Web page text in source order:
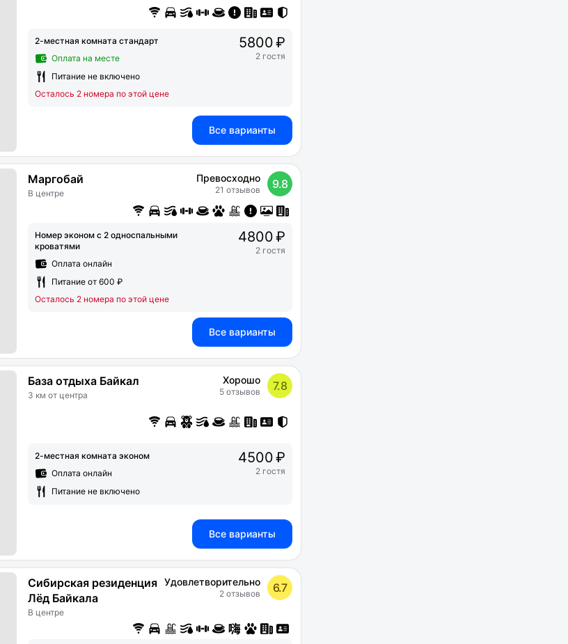
2-местная комната стандарт
Оплата на месте
Питание не включено
Осталось 2 номера по этой цене
5800 ₽
2 гостя
Все варианты
Маргобай
В центре
Превосходно
21 отзывов 9.8
Номер эконом с 2 односпальными
кроватями
Оплата онлайн
Питание от 600 ₽
Осталось 2 номера по этой цене
4800 ₽
2 гостя
Все варианты
База отдыха Байкал
3 км от центра
Хорошо
5 отзывов 7.8
2-местная комната эконом
Оплата онлайн
Питание не включено
4500 ₽
2 гостя
Все варианты
Сибирская резиденция
Лёд Байкала
В центре
Удовлетворительно
2 отзывов 6.7